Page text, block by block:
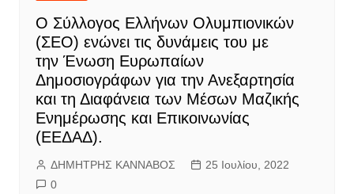
Ο Σύλλογος Ελλήνων Ολυμπιονικών
(ΣΕΟ) ενώνει τις δυνάμεις του με
την Ένωση Ευρωπαίων
Δημοσιογράφων για την Ανεξαρτησία
και τη Διαφάνεια των Μέσων Μαζικής
Ενημέρωσης και Επικοινωνίας
(ΕΕΔΑΔ).
ΔΗΜΗΤΡΗΣ ΚΑΝΝΑΒΟΣ
25 Ιουλίου, 2022
0